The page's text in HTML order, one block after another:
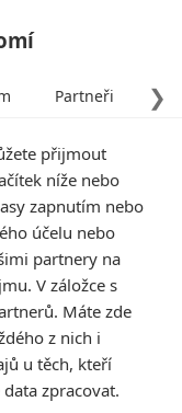
léta
06:00
❯
Partneři
přijmout
níže nebo
zapnutím nebo
účelu nebo
partnery na
V záložce s
Máte zde
z nich i
u těch, kteří
zpracovat.